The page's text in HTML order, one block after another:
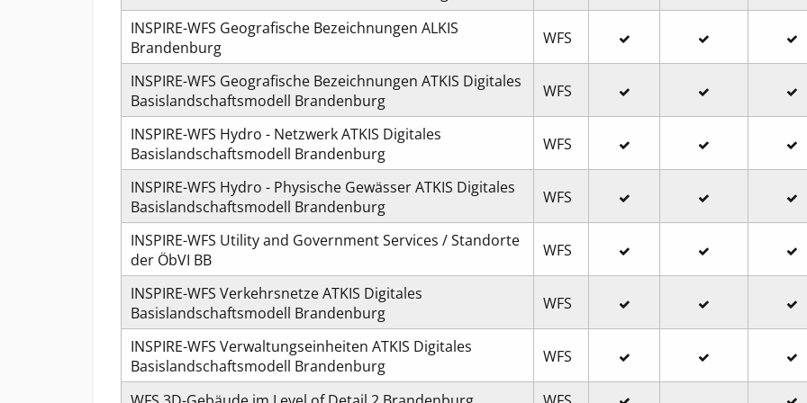
INSPIRE-WFS Geografische Bezeichnungen ALKIS
Brandenburg
WFS
INSPIRE-WFS Geografische Bezeichnungen ATKIS Digitales
Basislandschaftsmodell Brandenburg
WFS
INSPIRE-WFS Hydro - Netzwerk ATKIS Digitales
Basislandschaftsmodell Brandenburg
WFS
INSPIRE-WFS Hydro - Physische Gewässer ATKIS Digitales
Basislandschaftsmodell Brandenburg
WFS
INSPIRE-WFS Utility and Government Services / Standorte
der ÖbVI BB
WFS
INSPIRE-WFS Verkehrsnetze ATKIS Digitales
Basislandschaftsmodell Brandenburg
WFS
INSPIRE-WFS Verwaltungseinheiten ATKIS Digitales
Basislandschaftsmodell Brandenburg
WFS